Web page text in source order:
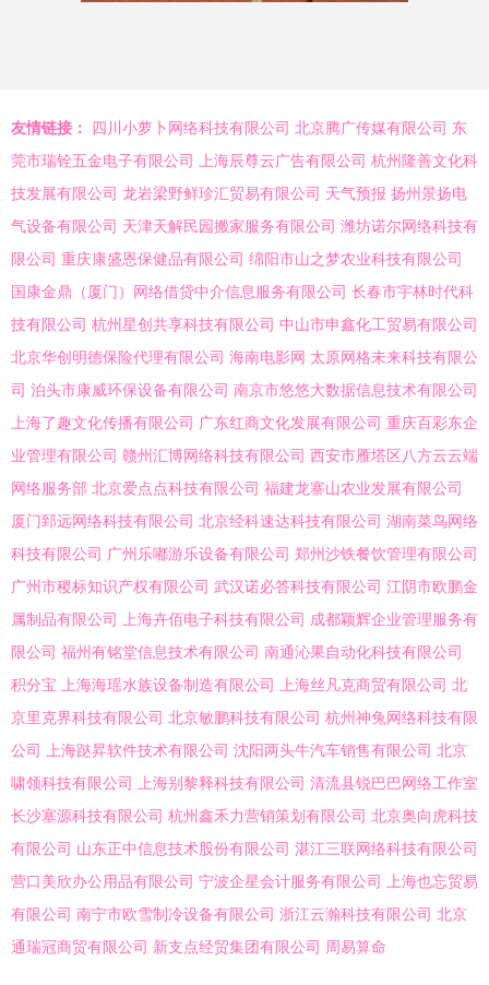
友情链接： 四川小萝卜网络科技有限公司 北京腾广传媒有限公司 东
莞市瑞铨五金电子有限公司
上海辰尊云广告有限公司 杭州隆善文化科
技发展有限公司 龙岩梁野鲜珍汇贸易有限公司 天气预报 扬州景扬电
气设备有限公司 天津天解民园搬家服务有限公司 潍坊诺尔网络科技有
限公司 重庆康盛恩保健品有限公司 绵阳市山之梦农业科技有限公司
国康金鼎（厦门）网络借贷中介信息服务有限公司 长春市宇林时代科
技有限公司 杭州星创共享科技有限公司 中山市申鑫化工贸易有限公司
北京华创明德保险代理有限公司 海南电影网 太原网格未来科技有限公
司 泊头市康威环保设备有限公司 南京市悠悠大数据信息技术有限公司
上海了趣文化传播有限公司 广东红商文化发展有限公司 重庆百彩东企
业管理有限公司 赣州汇博网络科技有限公司 西安市雁塔区八方云云端
网络服务部 北京爱点点科技有限公司 福建龙寨山农业发展有限公司
厦门郅远网络科技有限公司 北京经科速达科技有限公司 湖南菜鸟网络
科技有限公司 广州乐嘟游乐设备有限公司 郑州沙铁餐饮管理有限公司
广州市稷标知识产权有限公司 武汉诺必答科技有限公司 江阴市欧鹏金
属制品有限公司
上海卉佰电子科技有限公司 成都颖辉企业管理服务有
限公司 福州有铭堂信息技术有限公司 南通沁果自动化科技有限公司
积分宝
上海海瑶水族设备制造有限公司 上海丝凡克商贸有限公司 北
京里克界科技有限公司 北京敏鹏科技有限公司 杭州神兔网络科技有限
公司
上海跶昇软件技术有限公司 沈阳两头牛汽车销售有限公司 北京
啸领科技有限公司
上海别黎释科技有限公司 清流县锐巴巴网络工作室
长沙塞源科技有限公司 杭州鑫禾力营销策划有限公司 北京奥向虎科技
有限公司 山东正中信息技术股份有限公司 湛江三联网络科技有限公司
营口美欣办公用品有限公司 宁波企星会计服务有限公司
上海也忘贸易
有限公司 南宁市欧雪制冷设备有限公司 浙江云瀚科技有限公司 北京
通瑞冠商贸有限公司 新支点经贸集团有限公司 周易算命